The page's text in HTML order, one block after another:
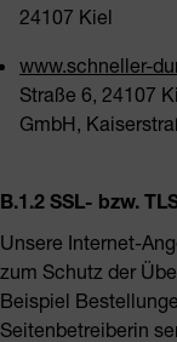
24107 Kiel
www.schneller-
Straße 6, 24107
GmbH,
B.1.2 SSL- bzw.
Unsere Internet-
zum Schutz der
Beispiel
Seitenbetreiberin